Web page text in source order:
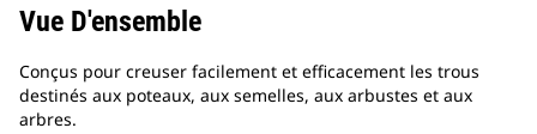
Vue D'ensemble
Conçus pour creuser facilement et efficacement les trous
destinés aux poteaux, aux semelles, aux arbustes et aux
arbres.